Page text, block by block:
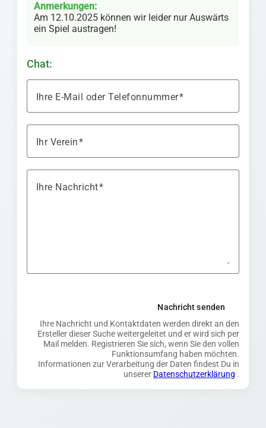
Anmerkungen:
Am 12.10.2025 können wir leider nur Auswärts
ein Spiel austragen!
Chat:
Ihre E-Mail oder Telefonnummer
Ihr Verein
Ihre Nachricht
Nachricht senden
Ihre Nachricht und Kontaktdaten werden direkt an den
Ersteller dieser Suche weitergeleitet und er wird sich per
Mail melden. Registrieren Sie sich, wenn Sie den vollen
Funktionsumfang haben möchten.
Informationen zur Verarbeitung der Daten findest Du in
unserer Datenschutzerklärung .